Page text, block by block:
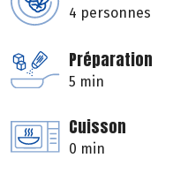
4 personnes
Préparation
5 min
Cuisson
0 min